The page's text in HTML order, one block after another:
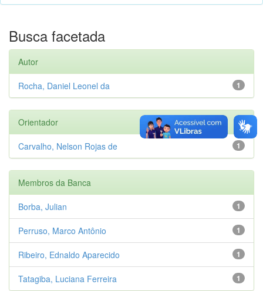
Busca facetada
Autor
1
Rocha, Daniel Leonel da
Orientador
1
Carvalho, Nelson Rojas de
Membros da Banca
1
Borba, Julian
1
Perruso, Marco Antônio
1
Ribeiro, Ednaldo Aparecido
1
Tatagiba, Luciana Ferreira